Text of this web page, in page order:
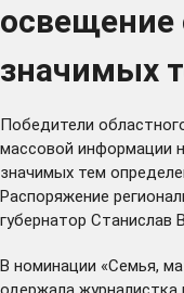
освещение
значимых
Победители
массовой информации
значимых тем
Распоряжение
губернатор Станислав
В номинации «Семья,